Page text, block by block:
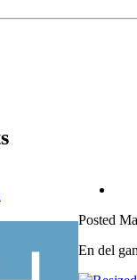
Posted
En del